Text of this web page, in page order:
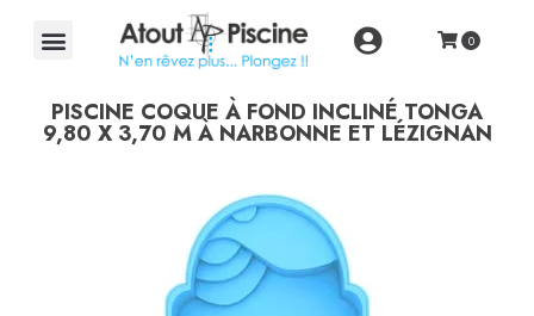
PISCINE COQUE À FOND INCLINÉ TONGA
9,80 X 3,70 MÀ NARBONNE ET LÉZIGNAN